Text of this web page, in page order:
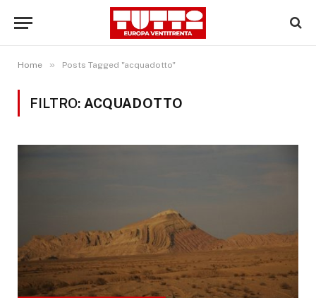
Home » Posts Tagged "acquadotto"
FILTRO: ACQUADOTTO